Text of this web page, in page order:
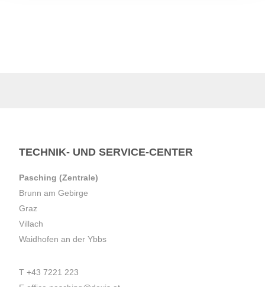
TECHNIK- UND SERVICE-CENTER
Pasching (Zentrale)
Brunn am Gebirge
Graz
Villach
Waidhofen an der Ybbs
T +43 7221 223